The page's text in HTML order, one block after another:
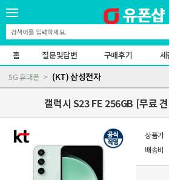
홈 질문및답변 구매후기 세
5G 휴대폰 (KT) 삼성전자
갤럭시 S23 FE 256GB [무료
상품가
배송비